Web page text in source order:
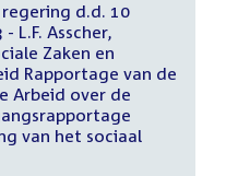
d.d. 10
L.F. Asscher,
Zaken en
Rapportage van de
Arbeid over de
van het sociaal